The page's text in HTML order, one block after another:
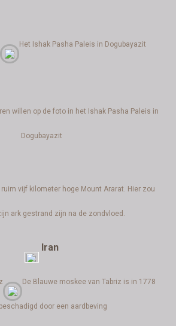
Het Ishak Pasha Paleis in Dogubayazit
willen op de foto in het Ishak Pasha Paleis in
Dogubayazit
ruim vijf kilometer hoge Mount Ararat. Hier zou
ark gestrand zijn na de zondvloed.
Iran
De Blauwe moskee van Tabriz is in 1778
door een aardbeving